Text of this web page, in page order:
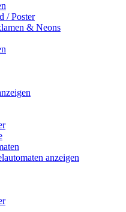
/ Poster
& Neons
anzeigen